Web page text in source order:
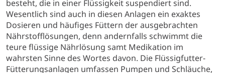
besteht, die in einer Flüssigkeit suspendiert sind.
Wesentlich sind auch in diesen Anlagen ein exaktes
Dosieren und häufiges Füttern der ausgebrachten
Nährstofflösungen, denn andernfalls schwimmt die
teure flüssige Nährlösung samt Medikation im
wahrsten Sinne des Wortes davon. Die Flüssigfutter-
Fütterungsanlagen umfassen Pumpen und Schläuche,